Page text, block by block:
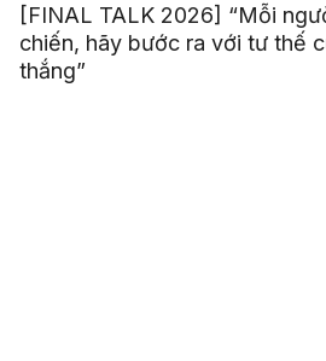
[FINAL TALK 2026] “Mỗi
chiến, hãy bước ra với tư thế
thắng”